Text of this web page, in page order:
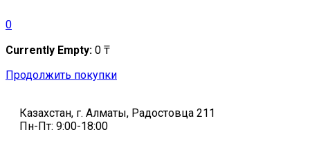
0
Currently Empty: 0 ₸
Продолжить покупки
Казахстан, г. Алматы, Радостовца 211
Пн-Пт: 9:00-18:00